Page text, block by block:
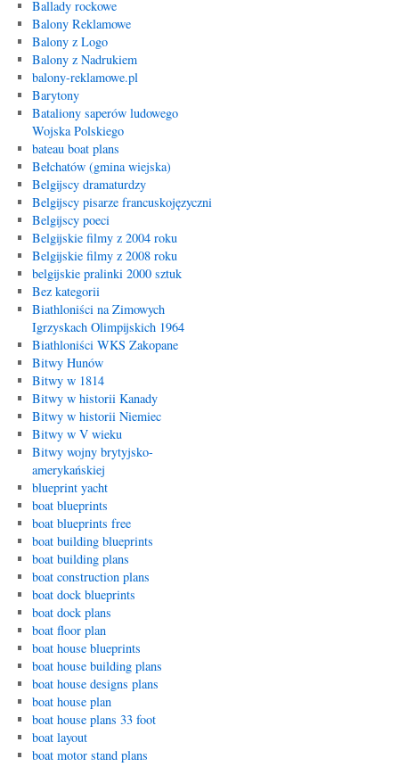
Ballady rockowe
Balony Reklamowe
Balony z Logo
Balony z Nadrukiem
balony-reklamowe.pl
Barytony
Bataliony saperów ludowego
Wojska Polskiego
bateau boat plans
Bełchatów (gmina wiejska)
Belgijscy dramaturdzy
Belgijscy pisarze francuskojęzyczni
Belgijscy poeci
Belgijskie filmy z 2004 roku
Belgijskie filmy z 2008 roku
belgijskie pralinki 2000 sztuk
Bez kategorii
Biathloniści na Zimowych
Igrzyskach Olimpijskich 1964
Biathloniści WKS Zakopane
Bitwy Hunów
Bitwy w 1814
Bitwy w historii Kanady
Bitwy w historii Niemiec
Bitwy w V wieku
Bitwy wojny brytyjsko-
amerykańskiej
blueprint yacht
boat blueprints
boat blueprints free
boat building blueprints
boat building plans
boat construction plans
boat dock blueprints
boat dock plans
boat floor plan
boat house blueprints
boat house building plans
boat house designs plans
boat house plan
boat house plans 33 foot
boat layout
boat motor stand plans